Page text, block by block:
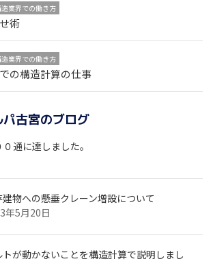
業界での働き方
術
業界での働き方
の構造計算の仕事
古宮のブログ
通に達しました。
物への懸垂クレーン増設について
年5月20日
トが動かないことを構造計算で説明しまし